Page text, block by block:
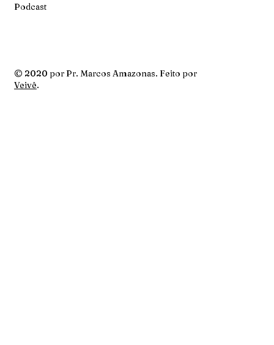
Podcast
© 2020 por Pr. Marcos Amazonas. Feito por
Veivê.